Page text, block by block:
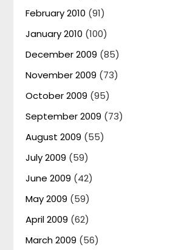
February 2010 (91)
January 2010 (100)
December 2009 (85)
November 2009 (73)
October 2009 (95)
September 2009 (73)
August 2009 (55)
July 2009 (59)
June 2009 (42)
May 2009 (59)
April 2009 (62)
March 2009 (56)